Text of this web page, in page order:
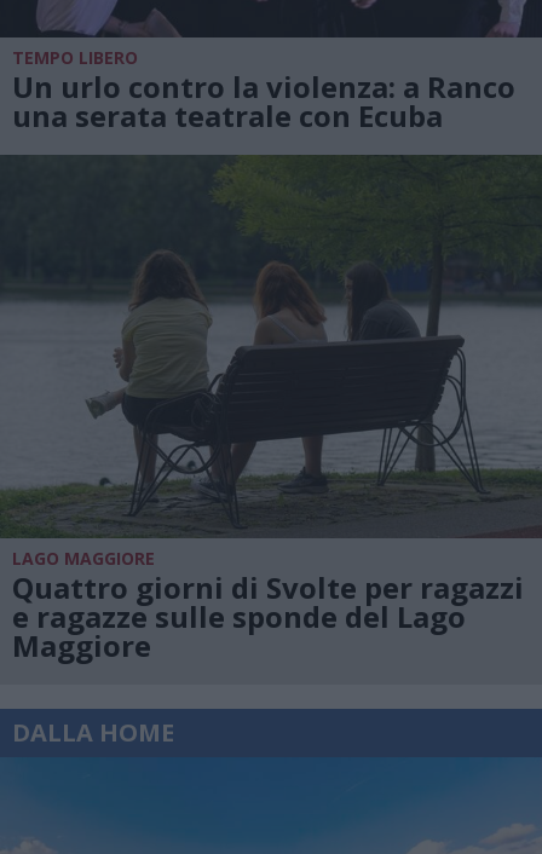
TEMPO LIBERO
Un urlo contro la violenza: a Ranco
una serata teatrale con Ecuba
LAGO MAGGIORE
Quattro giorni di Svolte per ragazzi
e ragazze sulle sponde del Lago
Maggiore
DALLA HOME